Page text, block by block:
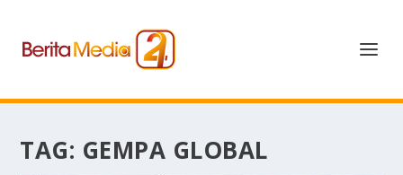
TAG: GEMPA GLOBAL